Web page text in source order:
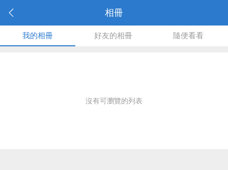
相冊
我的相冊 好友的相冊 隨便看看
沒有可瀏覽的列表